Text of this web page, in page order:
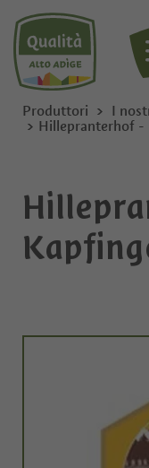
Produttori
I
Hillepranterhof -